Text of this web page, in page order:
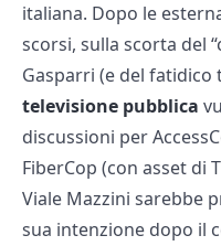
italiana. Dopo le
scorsi, sulla scorta del
Gasparri (e del fatidico
televisione pubblica
discussioni per
FiberCop (con asset di
Viale Mazzini sarebbe
sua intenzione dopo il